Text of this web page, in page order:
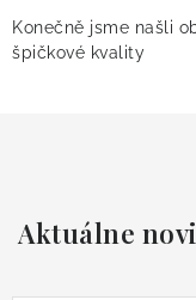
Konečně jsme našli
špičkové kvality
Aktuálne